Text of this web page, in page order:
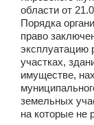
области от
Порядка
право
эксплуатацию
участках,
имуществе,
земельных
на которые не